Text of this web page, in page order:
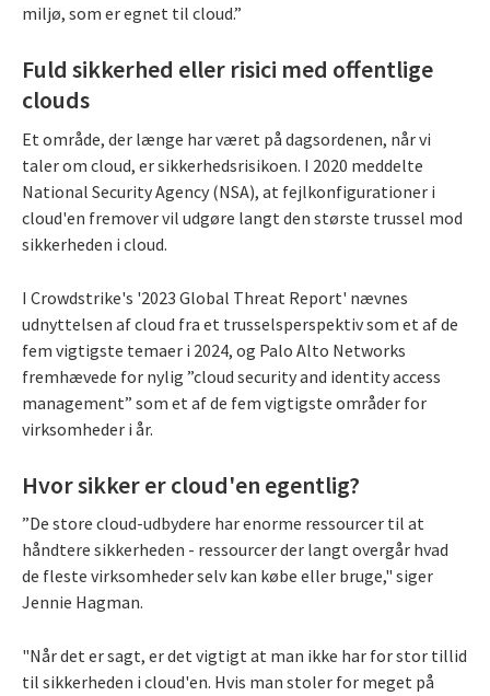
miljø, som er egnet til cloud.”
Fuld sikkerhed eller risici med offentlige
clouds
Et område, der længe har været på dagsordenen, når vi
taler om cloud, er sikkerhedsrisikoen. I 2020 meddelte
National Security Agency (NSA), at fejlkonfigurationer i
cloud'en fremover vil udgøre langt den største trussel mod
sikkerheden i cloud.
I Crowdstrike's '2023 Global Threat Report' nævnes
udnyttelsen af cloud fra et trusselsperspektiv som et af de
fem vigtigste temaer i 2024, og Palo Alto Networks
fremhævede for nylig ”cloud security and identity access
management” som et af de fem vigtigste områder for
virksomheder i år.
Hvor sikker er cloud'en egentlig?
”De store cloud-udbydere har enorme ressourcer til at
håndtere sikkerheden - ressourcer der langt overgår hvad
de fleste virksomheder selv kan købe eller bruge," siger
Jennie Hagman.
"Når det er sagt, er det vigtigt at man ikke har for stor tillid
til sikkerheden i cloud'en. Hvis man stoler for meget på